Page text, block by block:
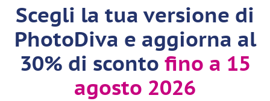
Scegli la tua versione di
PhotoDiva e aggiorna al
30% di sconto fino a 15
agosto 2026